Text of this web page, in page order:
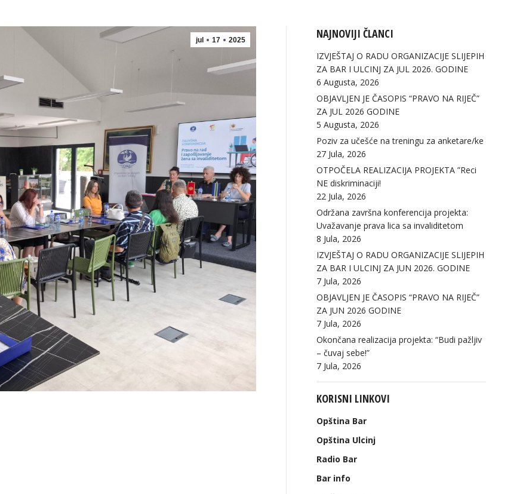
jul 17 2025 NAJNOVIJI ČLANCI
IZVJEŠTAJ O RADU ORGANIZACIJE SLIJEPIH
ZA BAR I ULCINJ ZA JUL 2026. GODINE
6 Augusta, 2026
OBJAVLJEN JE ČASOPIS “PRAVO NA RIJEČ”
ZA JUL 2026 GODINE
5 Augusta, 2026
Poziv za učešće na treningu za anketare/ke
27 Jula, 2026
OTPOČELA REALIZACIJA PROJEKTA ”Reci
NE diskriminaciji!
22 Jula, 2026
Održana završna konferencija projekta:
Uvažavanje prava lica sa invaliditetom
8 Jula, 2026
IZVJEŠTAJ O RADU ORGANIZACIJE SLIJEPIH
ZA BAR I ULCINJ ZA JUN 2026. GODINE
7 Jula, 2026
OBJAVLJEN JE ČASOPIS “PRAVO NA RIJEČ”
ZA JUN 2026 GODINE
7 Jula, 2026
Okončana realizacija projekta: “Budi pažljiv
– čuvaj sebe!”
7 Jula, 2026
KORISNI LINKOVI
Opština Bar
Opština Ulcinj
Radio Bar
Bar info